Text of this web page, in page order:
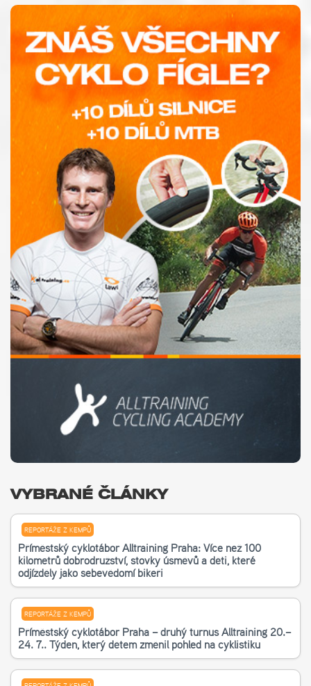
VYBRANÉ ČLÁNKY
REPORTÁŽE Z KEMPŮ
Příměstský cyklotábor Alltraining Praha: Více než 100
kilometrů dobrodružství, stovky úsměvů a děti, které
odjížděly jako sebevědomí bikeři
REPORTÁŽE Z KEMPŮ
Příměstský cyklotábor Praha – druhý turnus Alltraining 20.–
24. 7.. Týden, který dětem změnil pohled na cyklistiku